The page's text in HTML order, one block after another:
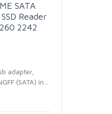
SATA
Reader
2242
adapter,
(SATA) in